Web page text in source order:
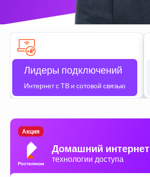
Лидеры подключений
Интернет с ТВ и сотовой связью
Домашний интернет
технологии доступа
Акция